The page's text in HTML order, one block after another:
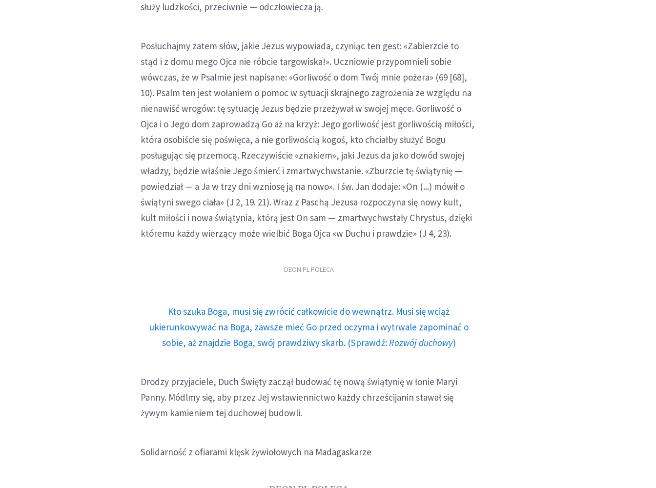
służy ludzkości, przeciwnie — odczłowiecza ją.
Posłuchajmy zatem słów, jakie Jezus wypowiada, czyniąc ten gest: «Zabierzcie to
stąd i z domu mego Ojca nie róbcie targowiska!». Uczniowie przypomnieli sobie
wówczas, że w Psalmie jest napisane: «Gorliwość o dom Twój mnie pożera» (69 [68],
10). Psalm ten jest wołaniem o pomoc w sytuacji skrajnego zagrożenia ze względu na
nienawiść wrogów: tę sytuację Jezus będzie przeżywał w swojej męce. Gorliwość o
Ojca i o Jego dom zaprowadzą Go aż na krzyż: Jego gorliwość jest gorliwością miłości,
która osobiście się poświęca, a nie gorliwością kogoś, kto chciałby służyć Bogu
posługując się przemocą. Rzeczywiście «znakiem», jaki Jezus da jako dowód swojej
władzy, będzie właśnie Jego śmierć i zmartwychwstanie. «Zburzcie tę świątynię —
powiedział — a Ja w trzy dni wzniosę ją na nowo». I św. Jan dodaje: «On (...) mówił o
świątyni swego ciała» (J 2, 19. 21). Wraz z Paschą Jezusa rozpoczyna się nowy kult,
kult miłości i nowa świątynia, którą jest On sam — zmartwychwstały Chrystus, dzięki
któremu każdy wierzący może wielbić Boga Ojca «w Duchu i prawdzie» (J 4, 23).
DEON.PL POLECA
Kto szuka Boga, musi się zwrócić całkowicie do wewnątrz. Musi się wciąż
ukierunkowywać na Boga, zawsze mieć Go przed oczyma i wytrwale zapominać o
sobie, aż znajdzie Boga, swój prawdziwy skarb. (Sprawdź: Rozwój duchowy)
Drodzy przyjaciele, Duch Święty zaczął budować tę nową świątynię w łonie Maryi
Panny. Módlmy się, aby przez Jej wstawiennictwo każdy chrześcijanin stawał się
żywym kamieniem tej duchowej budowli.
Solidarność z ofiarami klęsk żywiołowych na Madagaskarze